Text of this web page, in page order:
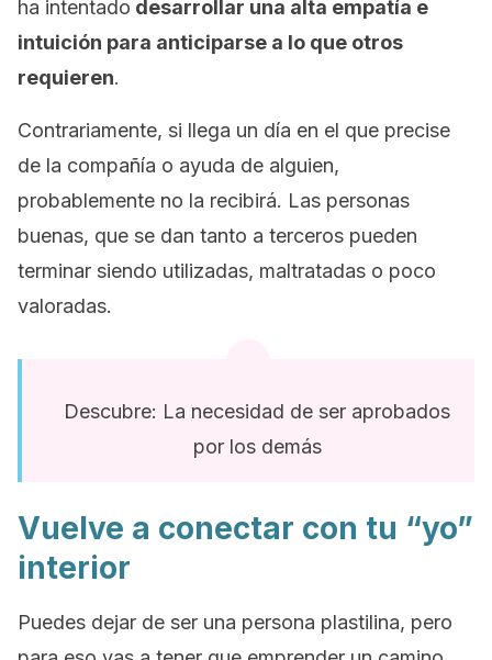
ha intentado desarrollar una alta empatía e
intuición para anticiparse a lo que otros
requieren.
Contrariamente, si llega un día en el que precise
de la compañía o ayuda de alguien,
probablemente no la recibirá. Las personas
buenas, que se dan tanto a terceros pueden
terminar siendo utilizadas, maltratadas o poco
valoradas.
Descubre: La necesidad de ser aprobados
por los demás
Vuelve a conectar con tu “yo”
interior
Puedes dejar de ser una persona plastilina, pero